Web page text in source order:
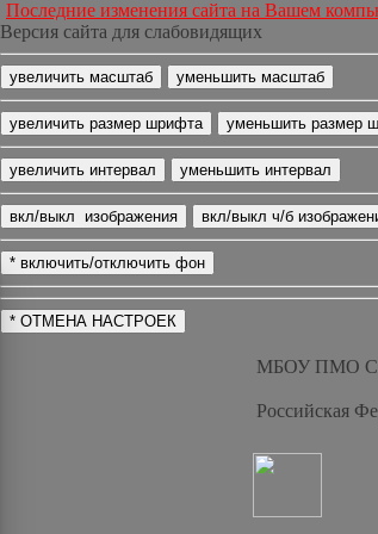
Последние изменения сайта на Вашем
Версия сайта для слабовидящих
МБОУ ПМО
Российская